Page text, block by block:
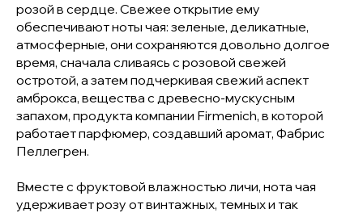
розой в сердце. Свежее открытие ему
обеспечивают ноты чая: зеленые, деликатные,
атмосферные, они сохраняются довольно долгое
время, сначала сливаясь с розовой свежей
остротой, а затем подчеркивая свежий аспект
амброкса, вещества с древесно-мускусным
запахом, продукта компании Firmenich, в которой
работает парфюмер, создавший аромат, Фабрис
Пеллегрен.
Вместе с фруктовой влажностью личи, нота чая
удерживает розу от винтажных, темных и так